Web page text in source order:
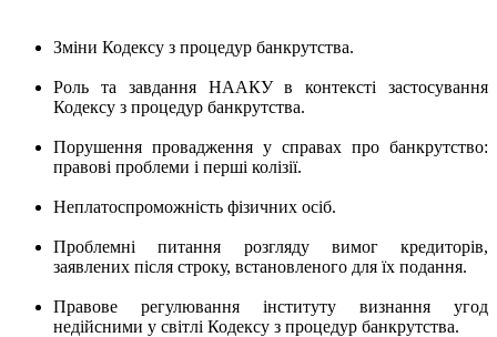
Зміни Кодексу з процедур банкрутства.
Роль та завдання НААКУ в контексті застосування
Кодексу з процедур банкрутства.
Порушення провадження у справах про банкрутство:
правові проблеми і перші колізії.
Неплатоспроможність фізичних осіб.
Проблемні питання розгляду вимог кредиторів,
заявлених після строку, встановленого для їх подання.
Правове регулювання інституту визнання угод
недійсними у світлі Кодексу з процедур банкрутства.